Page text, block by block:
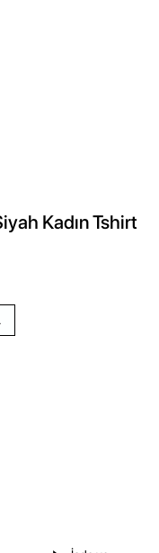
Kadın Tshirt